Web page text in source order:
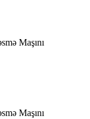
Maşını
Maşını